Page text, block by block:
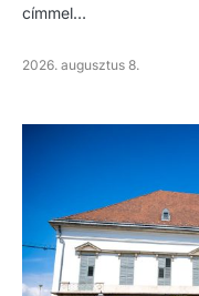
címmel…
2026. augusztus 8.